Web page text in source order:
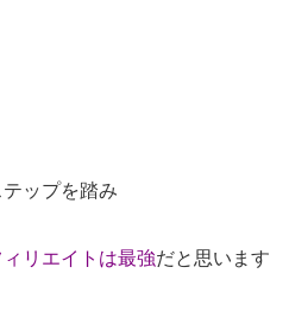
ップを踏み
ィリエイトは最強だと思います